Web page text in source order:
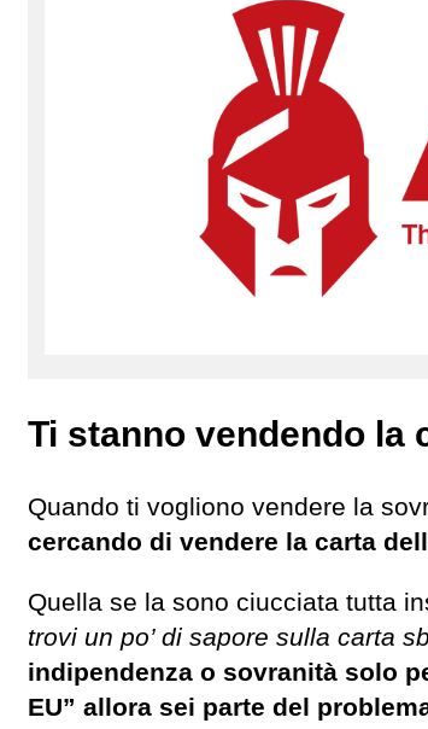
Ti stanno vendendo la
Quando ti vogliono vendere la
cercando di vendere la carta
Quella se la sono ciucciata tutta
trovi un po’ di sapore sulla carta
indipendenza o sovranità solo
EU” allora sei parte del